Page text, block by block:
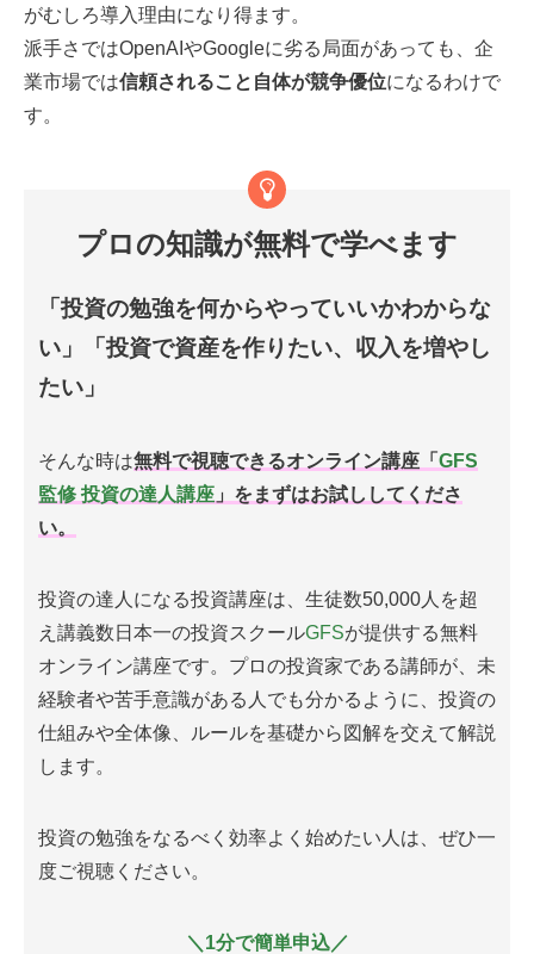
がむしろ導入理由になり得ます。
派手さではOpenAIやGoogleに劣る局面があっても、企
業市場では信頼されること自体が競争優位になるわけで
す。
プロの知識が無料で学べます
「投資の勉強を何からやっていいかわからな
い」「投資で資産を作りたい、収入を増やし
たい」
そんな時は無料で視聴できるオンライン講座「 GFS
監修 投資の達人講座 」をまずはお試ししてくださ
い。
投資の達人になる投資講座は、生徒数50,000人を超
え講義数日本一の投資スクールGFSが提供する無料
オンライン講座です。プロの投資家である講師が、未
経験者や苦手意識がある人でも分かるように、投資の
仕組みや全体像、ルールを基礎から図解を交えて解説
します。
投資の勉強をなるべく効率よく始めたい人は、ぜひ一
度ご視聴ください。
＼1分で簡単申込／